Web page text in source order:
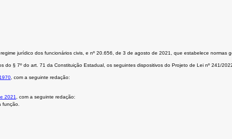
jurídico dos funcionários civis, e nº 20.656, de 3 de agosto de 2021, que estabelece normas
do § 7º do art. 71 da Constituição Estadual, os seguintes dispositivos do Projeto de Lei nº 241/
, com a seguinte redação:
2021, com a seguinte redação:
função.